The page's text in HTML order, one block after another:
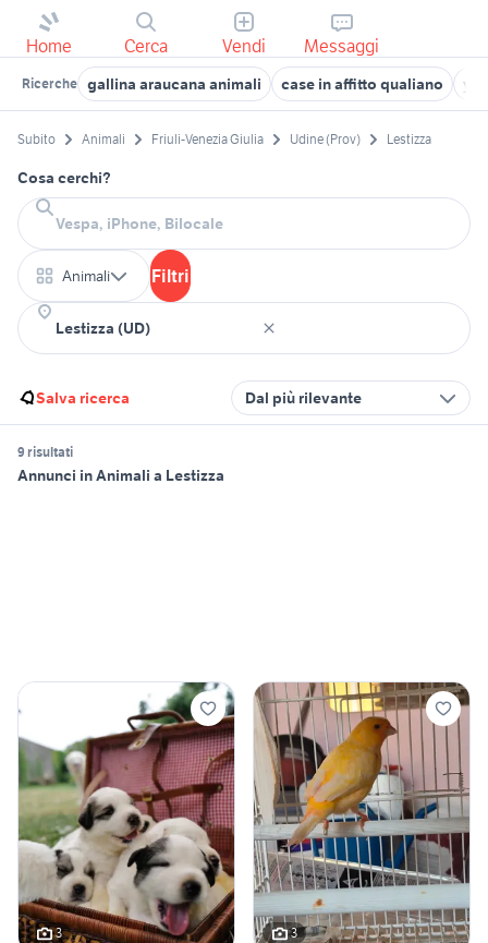
Home Cerca Vendi Messaggi
Ricerche gallina araucana animali case in affitto qualiano
Subito Animali Friuli-Venezia Giulia Udine (Prov) Lestizza
Cosa cerchi?
Animali Filtri
Salva ricerca Dal più rilevante
9 risultati
Annunci in Animali a Lestizza
3 3